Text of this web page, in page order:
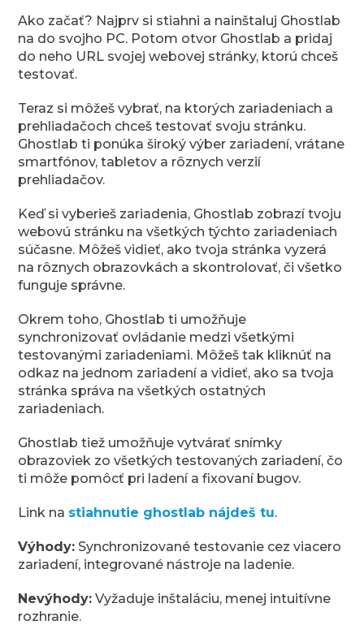
Ako začať? Najprv si stiahni a nainštaluj Ghostlab
na do svojho PC. Potom otvor Ghostlab a pridaj
do neho URL svojej webovej stránky, ktorú chceš
testovať.
Teraz si môžeš vybrať, na ktorých zariadeniach a
prehliadačoch chceš testovať svoju stránku.
Ghostlab ti ponúka široký výber zariadení, vrátane
smartfónov, tabletov a rôznych verzií
prehliadačov.
Keď si vyberieš zariadenia, Ghostlab zobrazí tvoju
webovú stránku na všetkých týchto zariadeniach
súčasne. Môžeš vidieť, ako tvoja stránka vyzerá
na rôznych obrazovkách a skontrolovať, či všetko
funguje správne.
Okrem toho, Ghostlab ti umožňuje
synchronizovať ovládanie medzi všetkými
testovanými zariadeniami. Môžeš tak kliknúť na
odkaz na jednom zariadení a vidieť, ako sa tvoja
stránka správa na všetkých ostatných
zariadeniach.
Ghostlab tiež umožňuje vytvárať snímky
obrazoviek zo všetkých testovaných zariadení, čo
ti môže pomôcť pri ladení a fixovaní bugov.
Link na stiahnutie ghostlab nájdeš tu.
Výhody: Synchronizované testovanie cez viacero
zariadení, integrované nástroje na ladenie.
Nevýhody: Vyžaduje inštaláciu, menej intuitívne
rozhranie.